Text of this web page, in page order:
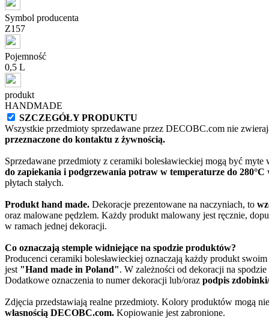
Symbol producenta
Z157
Pojemność
0,5 L
produkt
HANDMADE
SZCZEGÓŁY PRODUKTU
Wszystkie przedmioty sprzedawane przez DECOBC.com nie
przeznaczone do kontaktu z żywnością.
Sprzedawane przedmioty z ceramiki bolesławieckiej mogą być
do zapiekania i podgrzewania potraw w temperaturze do 280°C
płytach stałych.
Produkt hand made. Dekoracje prezentowane na naczyniach, to
oraz malowane pędzlem. Każdy produkt malowany jest ręcznie,
w ramach jednej dekoracji.
Co oznaczają stemple widniejące na spodzie produktów?
Producenci ceramiki bolesławieckiej oznaczają każdy produkt swoim
jest "Hand made in Poland". W zależności od dekoracji na
Dodatkowe oznaczenia to numer dekoracji lub/oraz podpis
Zdjęcia przedstawiają realne przedmioty. Kolory produktów mogą
własnością DECOBC.com. Kopiowanie jest zabronione.